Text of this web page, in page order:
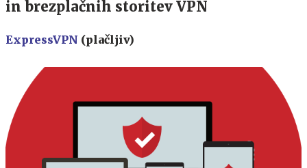
in brezplačnih storitev VPN
ExpressVPN (plačljiv)